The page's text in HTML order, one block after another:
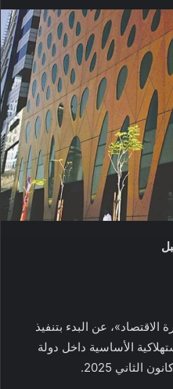
عن البدء بتنفيذ
الأساسية داخل دولة